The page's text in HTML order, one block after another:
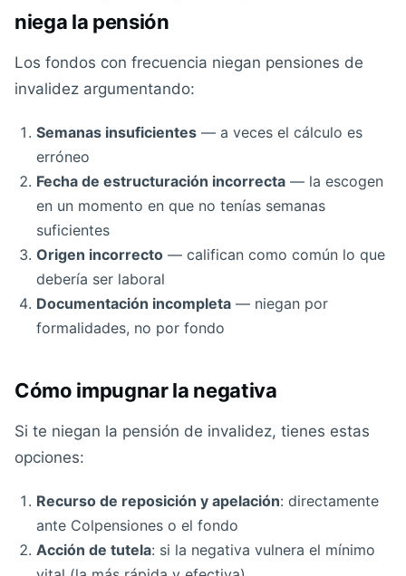
niega la pensión
Los fondos con frecuencia niegan pensiones de
invalidez argumentando:
Semanas insuficientes — a veces el cálculo es
erróneo
Fecha de estructuración incorrecta — la escogen
en un momento en que no tenías semanas
suficientes
Origen incorrecto — califican como común lo que
debería ser laboral
Documentación incompleta — niegan por
formalidades, no por fondo
Cómo impugnar la negativa
Si te niegan la pensión de invalidez, tienes estas
opciones:
Recurso de reposición y apelación: directamente
ante Colpensiones o el fondo
Acción de tutela: si la negativa vulnera el mínimo